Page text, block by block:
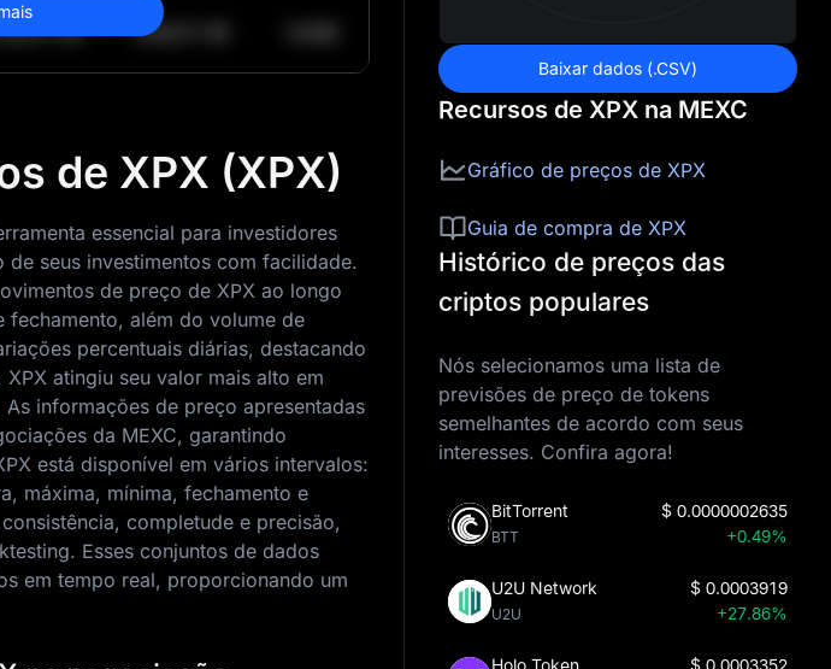
64,011.99 $64,011.99
de XPX (XPX)
essencial para investidores
seus investimentos com facilidade.
de preço de XPX ao longo
além do volume de
percentuais diárias, destacando
atingiu seu valor mais alto em
As informações de preço apresentadas
da MEXC, garantindo
está disponível em vários intervalos:
máxima, mínima, fechamento e
completude e precisão,
Esses conjuntos de dados
em tempo real, proporcionando um
Baixar dados (.CSV)
Recursos de XPX na MEXC
Gráfico de preços de XPX
Guia de compra de XPX
Histórico de preços das
criptos populares
Nós selecionamos uma lista de
previsões de preço de tokens
semelhantes de acordo com seus
interesses. Confira agora!
BitTorrent
BTT
$ 0.0000002635
+0.49%
U2U Network
U2U
$ 0.0003919
+27.86%
Holo Token $ 0.0003352